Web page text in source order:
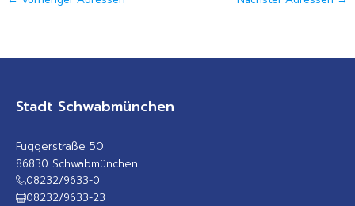
Stadt Schwabmünchen
Fuggerstraße 50
86830 Schwabmünchen
08232/9633-0
08232/9633-23